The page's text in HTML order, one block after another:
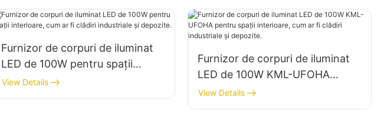
interioare din fabrici, depozite
etc.
Furnizor de corpuri de iluminat
LED de 100W pentru spații
interioare, cum ar fi clădiri
industriale și depozite.
View Details
Furnizor de corpuri de iluminat
LED de 100W KML-UFOHA
pentru spații interioare, cum ar fi
clădiri industriale și depozite.
View Details